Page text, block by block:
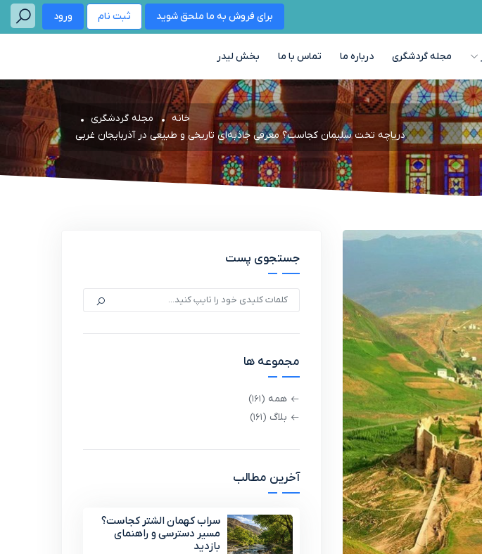
برای فروش به ما ملحق شوید ثبت نام ورود
مجله گردشگری درباره ما تماس با ما بخش لیدر
خانه
مجله گردشگری
دریاچه تخت سلیمان کجاست؟ معرفی جاذبه‌ای تاریخی و طبیعی در آذربایجان غربی
جستجوی پست
مجموعه ها
همه (161)
بلاگ (161)
آخرین مطالب
سراب کهمان الشتر کجاست؟
مسیر دسترسی و راهنمای
بازدید